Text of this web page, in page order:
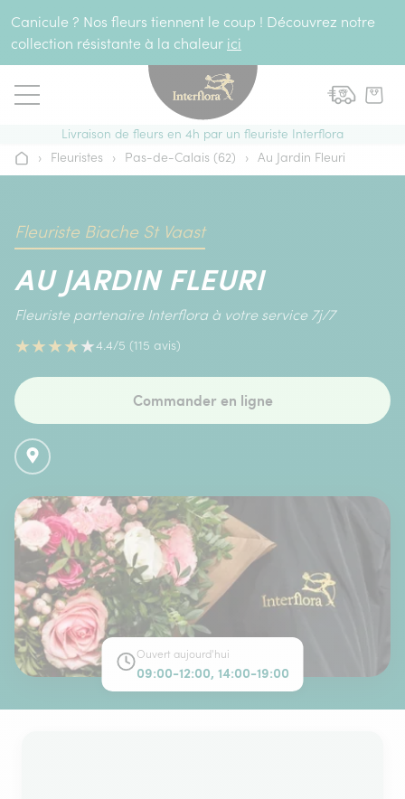
Canicule ? Nos fleurs tiennent le coup ! Découvrez notre
collection résistante à la chaleur ici
Livraison de fleurs en 4h par un fleuriste Interflora
Accueil
› Fleuristes › Pas-de-Calais (62) › Au Jardin Fleuri
Fleuriste Biache St Vaast
AU JARDIN FLEURI
Fleuriste partenaire Interflora à votre service 7j/7
★★★★★4.4/5 (115 avis)
Commander en ligne
Ouvert aujourd'hui
09:00-12:00, 14:00-19:00